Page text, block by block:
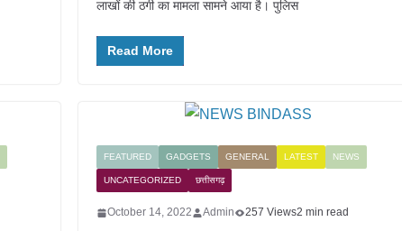
लाखों की ठगी का मामला सामने आया है। पुलिस
Read More
FEATURED GADGETS GENERAL LATEST NEWS
UNCATEGORIZED छत्तीसगढ़
October 14, 2022 Admin 257 Views2 min read